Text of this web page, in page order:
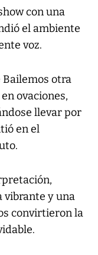
con una
el ambiente
voz.
Bailemos otra
ovaciones,
llevar por
en el
vibrante y una
convirtieron la